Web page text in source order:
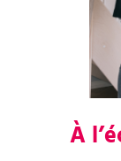
À